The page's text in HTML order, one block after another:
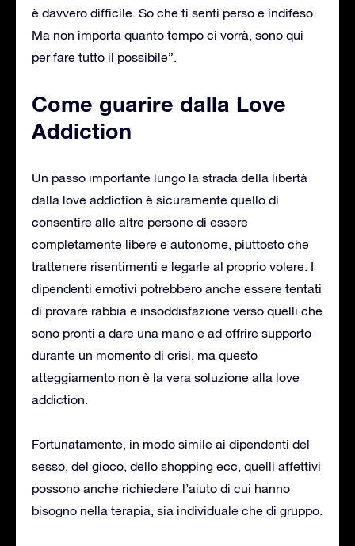
è davvero difficile. So che ti senti perso e indifeso.
Ma non importa quanto tempo ci vorrà, sono qui
per fare tutto il possibile”.
Come guarire dalla Love
Addiction
Un passo importante lungo la strada della libertà
dalla love addiction è sicuramente quello di
consentire alle altre persone di essere
completamente libere e autonome, piuttosto che
trattenere risentimenti e legarle al proprio volere. I
dipendenti emotivi potrebbero anche essere tentati
di provare rabbia e insoddisfazione verso quelli che
sono pronti a dare una mano e ad offrire supporto
durante un momento di crisi, ma questo
atteggiamento non è la vera soluzione alla love
addiction.
Fortunatamente, in modo simile ai dipendenti del
sesso, del gioco, dello shopping ecc, quelli affettivi
possono anche richiedere l’aiuto di cui hanno
bisogno nella terapia, sia individuale che di gruppo.